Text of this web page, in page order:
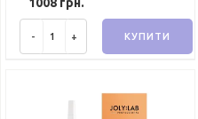
- + КУПИТИ